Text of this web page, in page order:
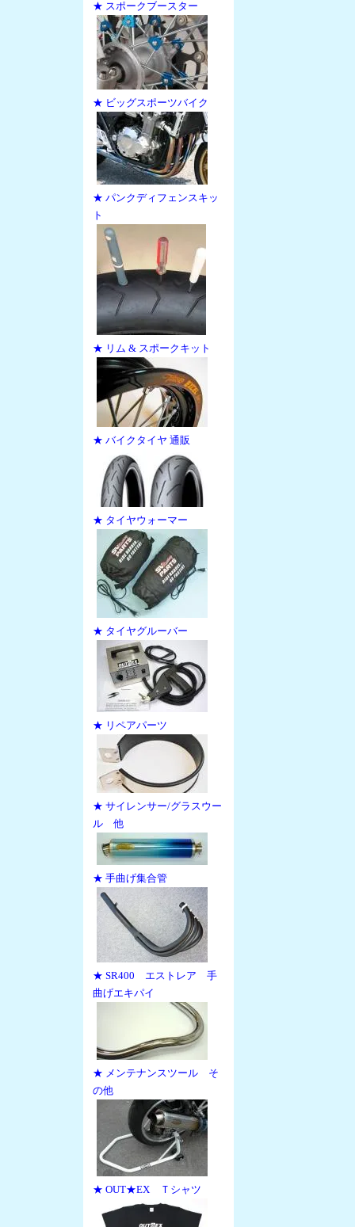
★ スポークブースター
★ ビッグスポーツバイク
★ パンクディフェンスキッ
ト
★ リム & スポークキット
★ バイクタイヤ 通販
★ タイヤウォーマー
★ タイヤグルーバー
★ リペアパーツ
★ サイレンサー/グラスウー
ル 他
★ 手曲げ集合管
★ SR400 エストレア 手
曲げエキパイ
★ メンテナンスツール そ
の他
★ OUT★EX Ｔシャツ